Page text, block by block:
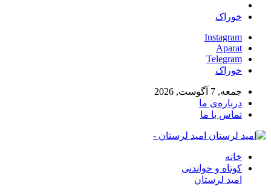
خوراک
Instagram
Aparat
Telegram
خوراک
جمعه, 7 آگوست, 2026
درباره‌ی ما
تماس با ما
امید لرستان -
خانه
کوتاه و خواندنی
امید لرستان